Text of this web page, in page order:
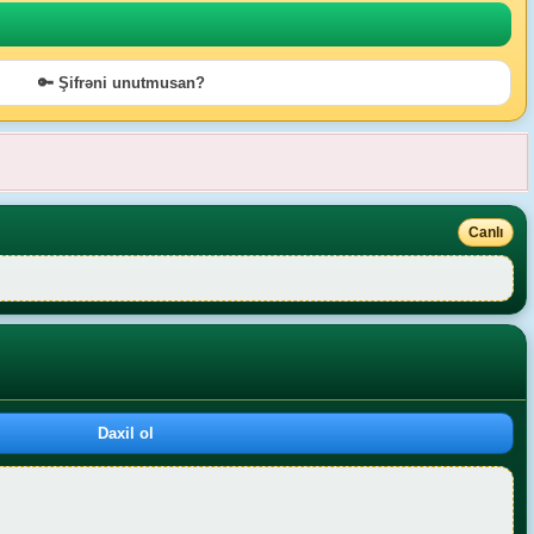
🔑 Şifrəni unutmusan?
Canlı
Daxil ol